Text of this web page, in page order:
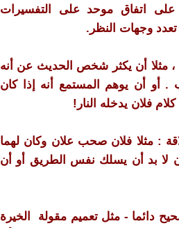
اتفاق موحد على التفسيرات
تعدد وجهات النظر.
، مثلا أن يكثر شخص الحديث عن أنه
أو أن يوهم المستمع أنه إذا كان
فلان يدخله النار!
: مثلا فلان صحب علان وكان لهما
لا بد أن يسلك نفس الطريق أو أن
دائما - مثل تعميم مقولة الخيرة